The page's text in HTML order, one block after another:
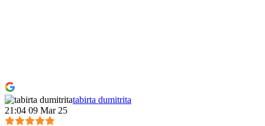
tabirta dumitrita
21:04 09 Mar 25